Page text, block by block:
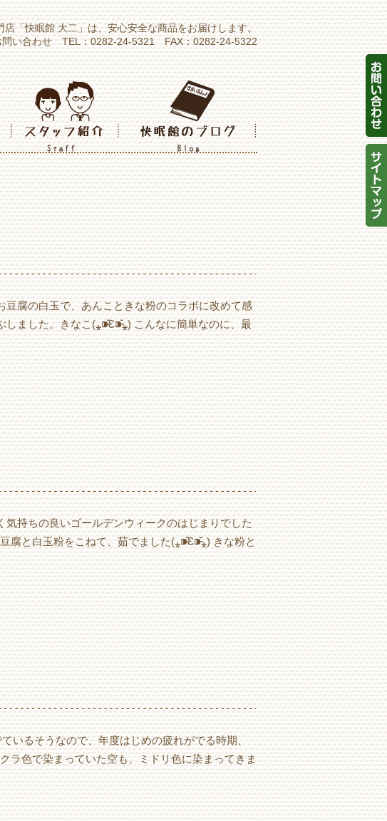
店「快眠館 大二」は、安心安全な商品をお届けします。
問い合わせ TEL：0282-24-5321 FAX：0282-24-5322
腐の白玉で、あんこときな粉のコラボに改めて感
ました。きなこ(⁎⁍̴̆Ɛ⁍̴̆⁎) こんなに簡単なのに、最
持ちの良いゴールデンウィークのはじまりでした
腐と白玉粉をこねて、茹でました(⁎⁍̴̆Ɛ⁍̴̆⁎) きな粉と
いるそうなので、年度はじめの疲れがでる時期、
ラ色で染まっていた空も、ミドリ色に染まってきま